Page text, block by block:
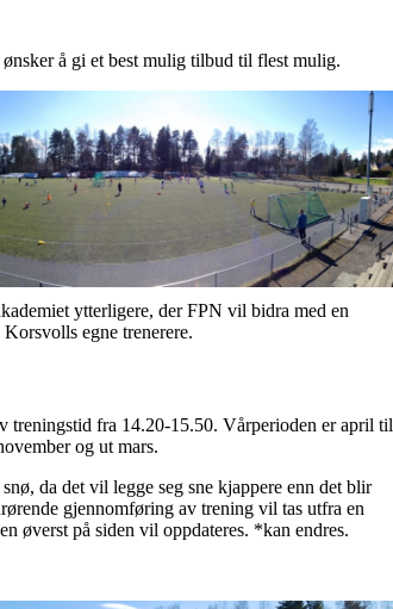
å gi et best mulig tilbud til flest mulig.
ytterligere, der FPN vil bidra med en
egne trenerere.
fra 14.20-15.50. Vårperioden er april til
og ut mars.
da det vil legge seg sne kjappere enn det blir
gjennomføring av trening vil tas utfra en
øverst på siden vil oppdateres. *kan endres.